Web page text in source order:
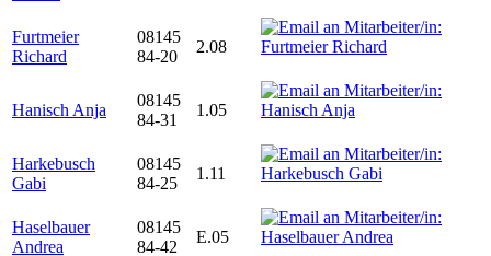
Furtmeier
Richard
08145
84-20
2.08
Hanisch Anja
08145
84-31
1.05
Harkebusch
Gabi
08145
84-25
1.11
Haselbauer
Andrea
08145
84-42
E.05